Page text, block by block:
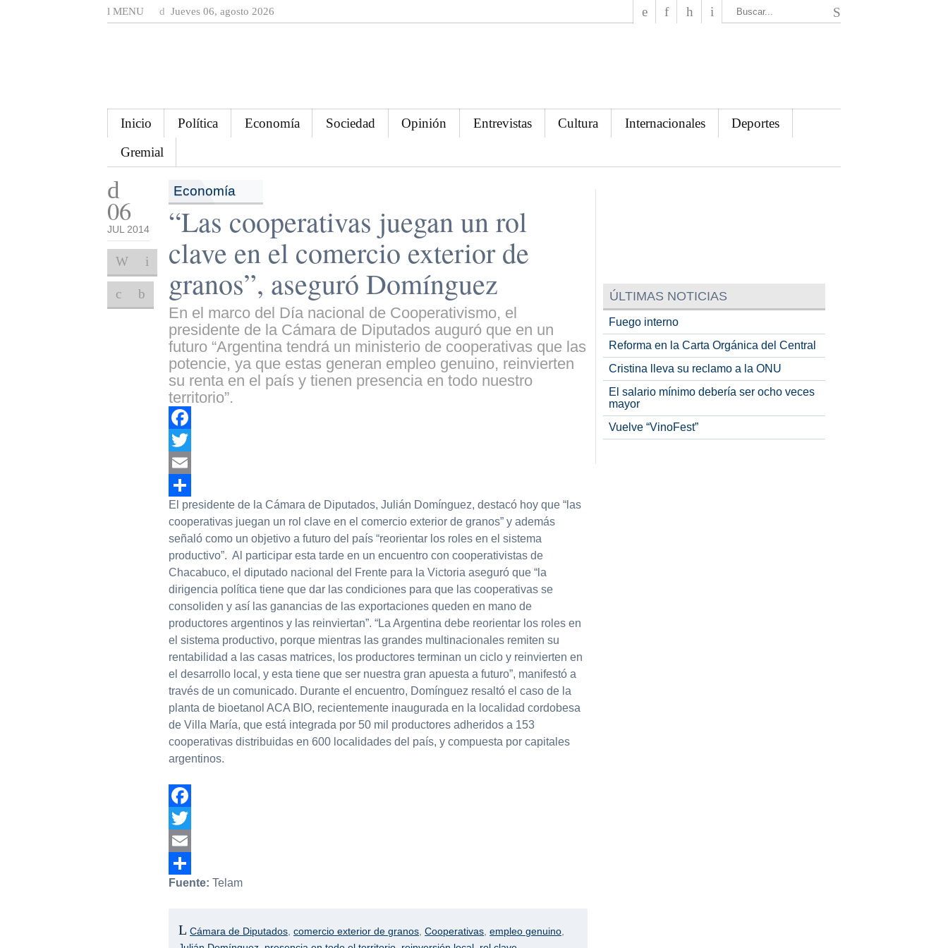
MENU Jueves 06, agosto 2026
Inicio Política Economía Sociedad Opinión Entrevistas Cultura Internacionales
Deportes
Gremial
06
JUL 2014
Economía
“Las cooperativas juegan un rol
clave en el comercio exterior de
granos”, aseguró Domínguez
En el marco del Día nacional de Cooperativismo, el
presidente de la Cámara de Diputados auguró que en un
futuro “Argentina tendrá un ministerio de cooperativas que las
potencie, ya que estas generan empleo genuino, reinvierten
su renta en el país y tienen presencia en todo nuestro
territorio”.
Facebook
Twitter
Email
Compartir
El presidente de la Cámara de Diputados, Julián Domínguez, destacó hoy que “las
cooperativas juegan un rol clave en el comercio exterior de granos” y además
señaló como un objetivo a futuro del país “reorientar los roles en el sistema
productivo”. Al participar esta tarde en un encuentro con cooperativistas de
Chacabuco, el diputado nacional del Frente para la Victoria aseguró que “la
dirigencia política tiene que dar las condiciones para que las cooperativas se
consoliden y así las ganancias de las exportaciones queden en mano de
productores argentinos y las reinviertan”. “La Argentina debe reorientar los roles en
el sistema productivo, porque mientras las grandes multinacionales remiten su
rentabilidad a las casas matrices, los productores terminan un ciclo y reinvierten en
el desarrollo local, y esta tiene que ser nuestra gran apuesta a futuro”, manifestó a
través de un comunicado. Durante el encuentro, Domínguez resaltó el caso de la
planta de bioetanol ACA BIO, recientemente inaugurada en la localidad cordobesa
de Villa María, que está integrada por 50 mil productores adheridos a 153
cooperativas distribuidas en 600 localidades del país, y compuesta por capitales
argentinos.
Facebook
Twitter
Email
Compartir
Fuente: Telam
Cámara de Diputados ,comercio exterior de granos ,Cooperativas ,empleo genuino
ÚLTIMAS NOTICIAS
Fuego interno
Reforma en la Carta Orgánica del Central
Cristina lleva su reclamo a la ONU
El salario mínimo debería ser ocho veces
mayor
Vuelve “VinoFest”